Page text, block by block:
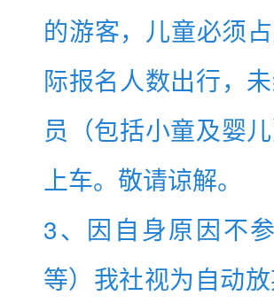
的游客，儿童必须
际报名人数出行，
员（包括小童及婴
上车。敬请谅解。
3、因自身原因不
等）我社视为自动